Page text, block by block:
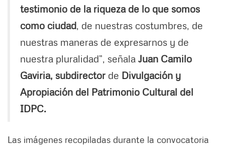
testimonio de la riqueza de lo que somos
como ciudad , de nuestras costumbres, de
nuestras maneras de expresarnos y de
nuestra pluralidad”, señala Juan Camilo
Gaviria, subdirector de Divulgación y
Apropiación del Patrimonio Cultural del
IDPC.
Las imágenes recopiladas durante la convocatoria